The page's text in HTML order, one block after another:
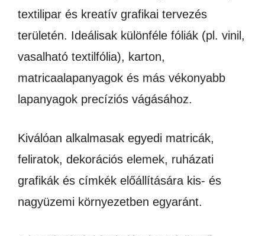
textilipar és kreatív grafikai tervezés
területén. Ideálisak különféle fóliák (pl. vinil,
vasalható textilfólia), karton,
matricaalapanyagok és más vékonyabb
lapanyagok precíziós vágásához.
Kiválóan alkalmasak egyedi matricák,
feliratok, dekorációs elemek, ruházati
grafikák és címkék előállítására kis- és
nagyüzemi környezetben egyaránt.